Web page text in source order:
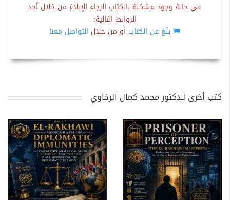
في حالة وجود مشكلة بالكتاب الرجاء الإبلاغ من خلال أحد
الروابط التالية:
بلّغ عن الكتاب أو من خلال التواصل معنا
كتب أخرى لـدكتور محمد كمال الرخاوي